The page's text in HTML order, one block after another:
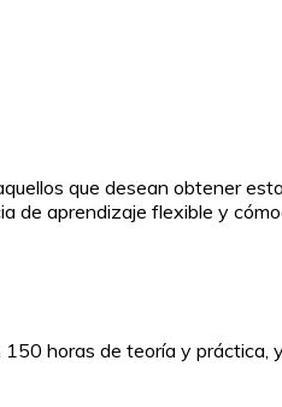
que desean obtener
de aprendizaje flexible y
horas de teoría y práctica,